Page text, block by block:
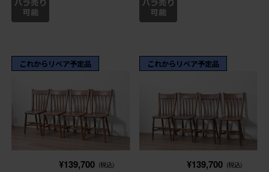
これからリペア予定品
¥139,700 (税込)
これからリペア予定品
¥139,700 (税込)